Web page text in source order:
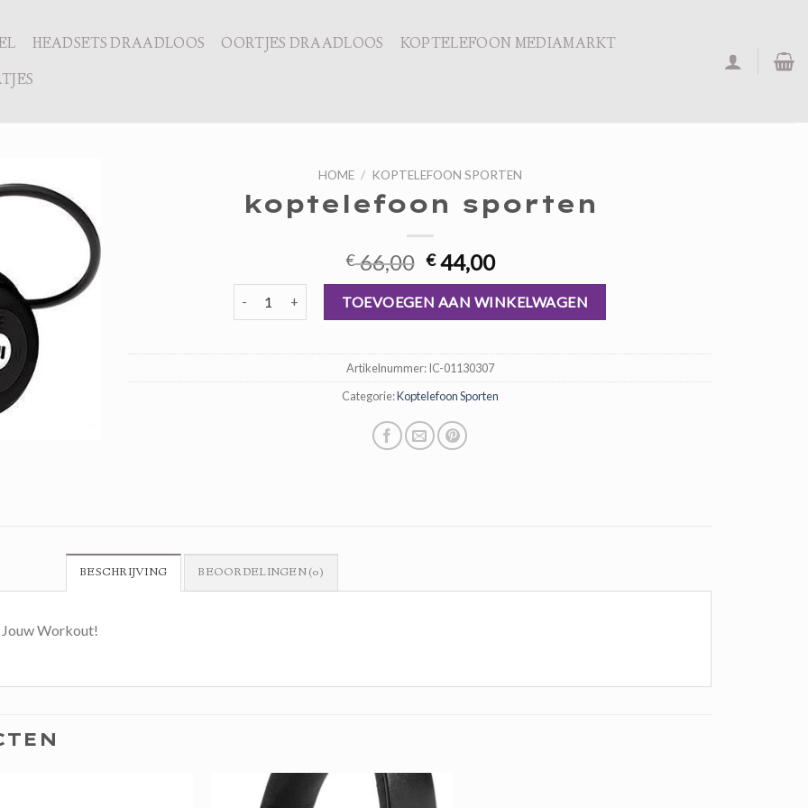
HEADSETS DRAADLOOS OORTJES DRAADLOOS
KOPTELEFOON MEDIAMARKT
HOME / KOPTELEFOON SPORTEN
koptelefoon sporten
€66,00 Oorspronkelijke
prijs
was:
€ 66,00.
€44,00Huidige
prijs
is:
€ 44,00.
koptelefoon sporten aantalTOEVOEGEN AAN WINKELWAGEN
Artikelnummer:IC-01130307
Categorie:Koptelefoon Sporten
BESCHRIJVING BEOORDELINGEN (0)
Workout!